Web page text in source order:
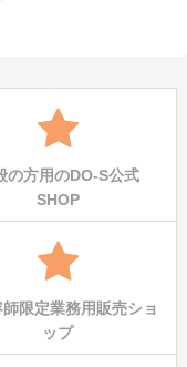
の方用のDO-S公式
SHOP
限定業務用販売ショ
ップ